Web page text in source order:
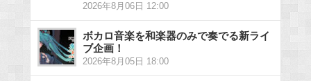
2026年8月06日 12:00
ボカロ音楽を和楽器のみで奏でる新ライ
ブ企画！
2026年8月05日 18:00